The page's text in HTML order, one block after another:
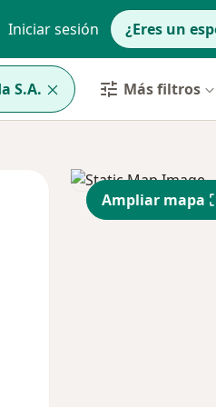
Iniciar sesión ¿Eres un
S.A. Más filtros
Mié
12 Ago 13
Ampliar mapa